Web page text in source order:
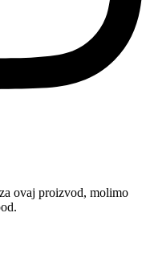
ovaj proizvod, molimo